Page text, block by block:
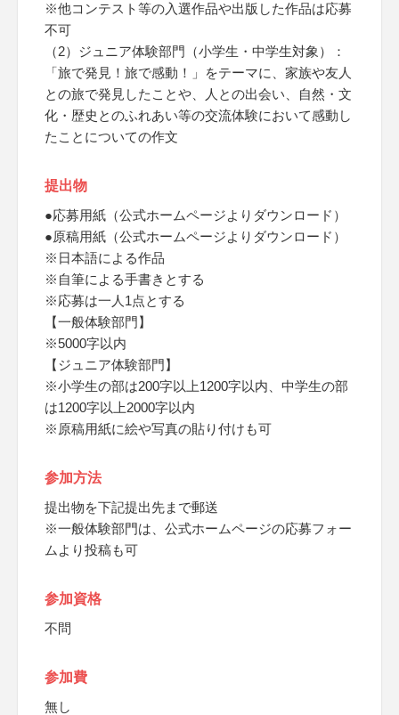
※他コンテスト等の入選作品や出版した作品は応募
不可
（2）ジュニア体験部門（小学生・中学生対象）：
「旅で発見！旅で感動！」をテーマに、家族や友人
との旅で発見したことや、人との出会い、自然・文
化・歴史とのふれあい等の交流体験において感動し
たことについての作文
提出物
●応募用紙（公式ホームページよりダウンロード）
●原稿用紙（公式ホームページよりダウンロード）
※日本語による作品
※自筆による手書きとする
※応募は一人1点とする
【一般体験部門】
※5000字以内
【ジュニア体験部門】
※小学生の部は200字以上1200字以内、中学生の部
は1200字以上2000字以内
※原稿用紙に絵や写真の貼り付けも可
参加方法
提出物を下記提出先まで郵送
※一般体験部門は、公式ホームページの応募フォー
ムより投稿も可
参加資格
不問
参加費
無し